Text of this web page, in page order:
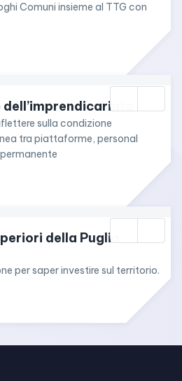
Comuni insieme al TTG con
sulla condizione
tra piattaforme, personal
della Puglia
per saper investire sul territorio.